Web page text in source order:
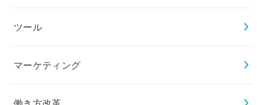
ツール
マーケティング